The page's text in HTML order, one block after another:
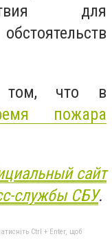
для
что в
пожара
сайт
службы СБУ.
Ctrl + Enter, щоб